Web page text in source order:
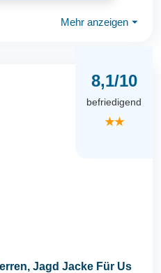
Mehr anzeigen ⏷
8,1/10
befriedigend
★★
Jagd Jacke Für Us